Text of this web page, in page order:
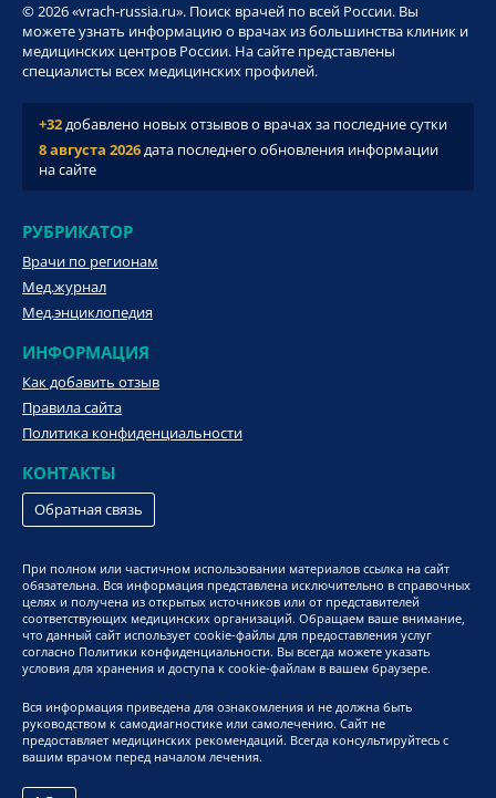
© 2026 «vrach-russia.ru». Поиск врачей по всей России. Вы
можете узнать информацию о врачах из большинства клиник и
медицинских центров России. На сайте представлены
специалисты всех медицинских профилей.
+32добавлено новых отзывов о врачах за последние сутки
8 августа 2026дата последнего обновления информации
на сайте
РУБРИКАТОР
Врачи по регионам
Мед.журнал
Мед.энциклопедия
ИНФОРМАЦИЯ
Как добавить отзыв
Правила сайта
Политика конфиденциальности
КОНТАКТЫ
Обратная связь
При полном или частичном использовании материалов ссылка на сайт
обязательна. Вся информация представлена исключительно в справочных
целях и получена из открытых источников или от представителей
соответствующих медицинских организаций. Обращаем ваше внимание,
что данный сайт использует cookie-файлы для предоставления услуг
согласно Политики конфиденциальности. Вы всегда можете указать
условия для хранения и доступа к cookie-файлам в вашем браузере.
Вся информация приведена для ознакомления и не должна быть
руководством к самодиагностике или самолечению. Сайт не
предоставляет медицинских рекомендаций. Всегда консультируйтесь с
вашим врачом перед началом лечения.